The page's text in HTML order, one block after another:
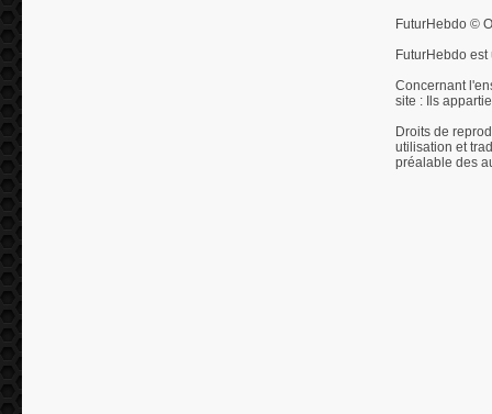
FuturHebdo ©
FuturHebdo
Concernant
site : Ils
Droits de
utilisation et
préalable des